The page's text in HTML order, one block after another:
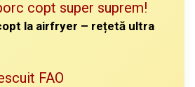
la airfryer – rețetă ultra